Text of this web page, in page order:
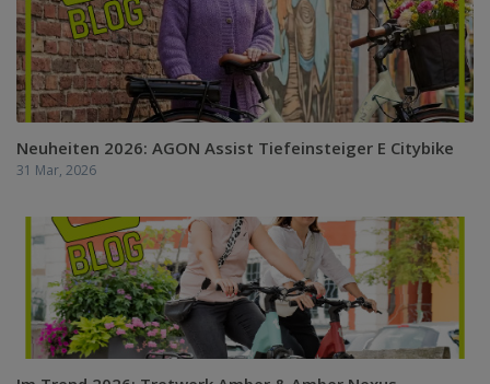
Neuheiten 2026: AGON Assist Tiefeinsteiger E Citybike
31 Mar, 2026